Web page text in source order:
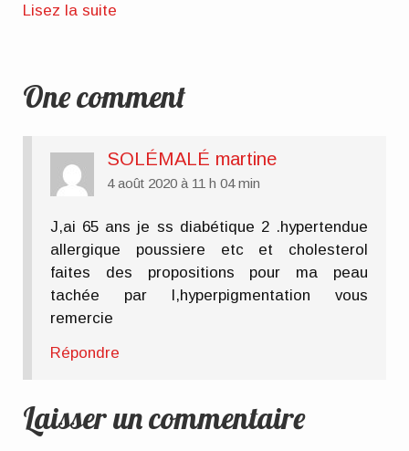
Lisez la suite
One comment
SOLÉMALÉ martine
4 août 2020 à 11 h 04 min
J,ai 65 ans je ss diabétique 2 .hypertendue
allergique poussiere etc et cholesterol
faites des propositions pour ma peau
tachée par l,hyperpigmentation vous
remercie
Répondre
Laisser un commentaire